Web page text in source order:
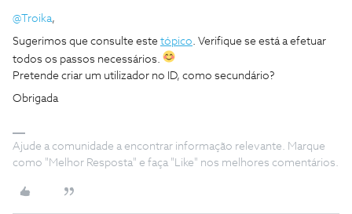
@Troika,
Sugerimos que consulte este tópico. Verifique se está a efetuar
todos os passos necessários.
Pretende criar um utilizador no ID, como secundário?
Obrigada
Ajude a comunidade a encontrar informação relevante. Marque
como "Melhor Resposta" e faça "Like" nos melhores comentários.